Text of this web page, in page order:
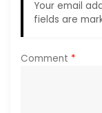
a
t
Your email
fields are
Comment *